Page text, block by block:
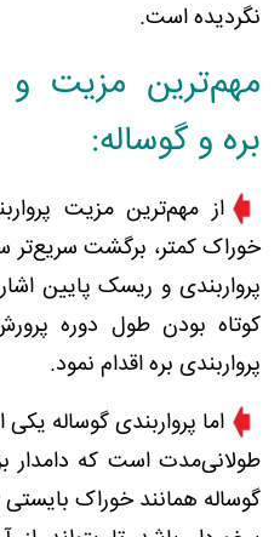
نگردیده است.
مهم‌ترین مزیت و
بره و گوساله:
از مهم‌ترین مزیت
خوراک کمتر، برگشت سریع‌تر
پرواربندی و ریسک پایین
کوتاه بودن طول دوره
پرواربندی بره اقدام نمود.
اما پرواربندی گوساله‌
طولانی‌مدت است که دامدار
گوساله همانند خوراک